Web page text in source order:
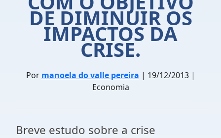
DE DIMINUIR OS
IMPACTOS DA
CRISE.
Por manoela do valle pereira | 19/12/2013 |
Economia
Breve estudo sobre a crise